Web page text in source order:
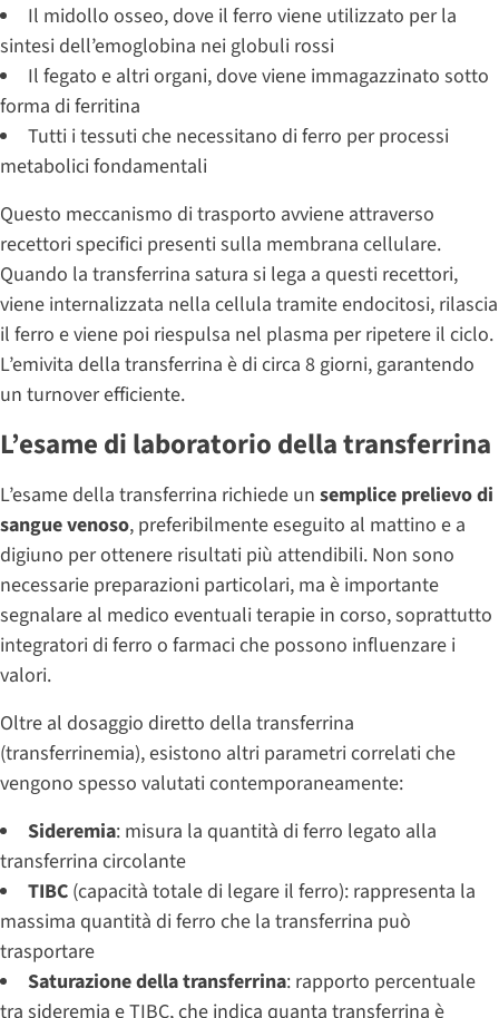
Il midollo osseo, dove il ferro viene utilizzato per la
sintesi dell’emoglobina nei globuli rossi
Il fegato e altri organi, dove viene immagazzinato sotto
forma di ferritina
Tutti i tessuti che necessitano di ferro per processi
metabolici fondamentali
Questo meccanismo di trasporto avviene attraverso
recettori specifici presenti sulla membrana cellulare.
Quando la transferrina satura si lega a questi recettori,
viene internalizzata nella cellula tramite endocitosi, rilascia
il ferro e viene poi riespulsa nel plasma per ripetere il ciclo.
L’emivita della transferrina è di circa 8 giorni, garantendo
un turnover efficiente.
L’esame di laboratorio della transferrina
L’esame della transferrina richiede un semplice prelievo di
sangue venoso, preferibilmente eseguito al mattino e a
digiuno per ottenere risultati più attendibili. Non sono
necessarie preparazioni particolari, ma è importante
segnalare al medico eventuali terapie in corso, soprattutto
integratori di ferro o farmaci che possono influenzare i
valori.
Oltre al dosaggio diretto della transferrina
(transferrinemia), esistono altri parametri correlati che
vengono spesso valutati contemporaneamente:
Sideremia: misura la quantità di ferro legato alla
transferrina circolante
TIBC (capacità totale di legare il ferro): rappresenta la
massima quantità di ferro che la transferrina può
trasportare
Saturazione della transferrina: rapporto percentuale
tra sideremia e TIBC, che indica quanta transferrina è